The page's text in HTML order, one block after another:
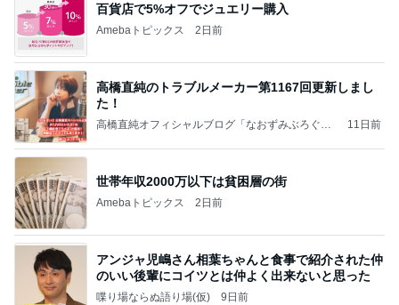
百貨店で5%オフでジュエリー購入
Amebaトピックス 2日前
高橋直純のトラブルメーカー第1167回更新しまし
た！
高橋直純オフィシャルブログ「なおずみぶろぐ」
11日前
世帯年収2000万以下は貧困層の街
Amebaトピックス 2日前
アンジャ児嶋さん相葉ちゃんと食事で紹介された仲
のいい後輩にコイツとは仲よく出来ないと思った
喋り場ならぬ語り場(仮) 9日前